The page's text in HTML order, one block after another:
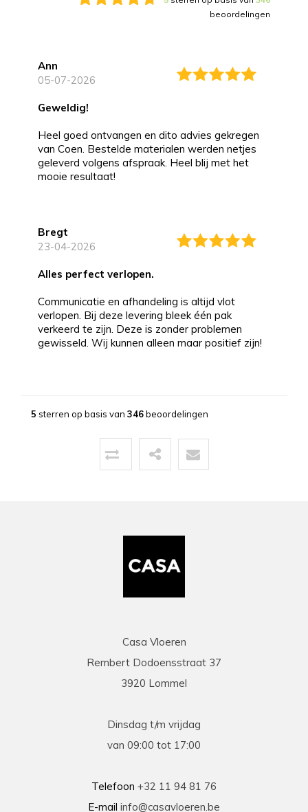
beoordelingen
Ann
05-07-2026
Geweldig!
Heel goed ontvangen en dito advies gekregen
van Coen. Bestelde materialen werden netjes
geleverd volgens afspraak. Heel blij met het
mooie resultaat!
Bregt
23-04-2026
alles perfect verlopen.
Communicatie en afhandeling is altijd vlot
verlopen. Bij deze levering bleek één pak
verkeerd te zijn. Deze is zonder problemen
gewisseld. Wij kunnen alleen maar positief zijn!
13-03-2026
Uitstekende service zowel voor, tijdens als na
vermelding voor de heel vriendelijke en
benodigdheden leverde en ons hielp om deze
Prima geholpen bij zowel de keuze als plaatsing
problemen tijdens plaatsing .
5 sterren op basis van 346beoordelingen
Casa Vloeren
Rembert Dodoensstraat 37
3920 Lommel
Dinsdag t/m vrijdag
van 09:00 tot 17:00
Telefoon +32 11 94 81 76
E-mail info@casavloeren.be